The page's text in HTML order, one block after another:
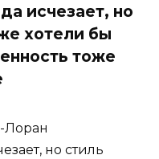
исчезает, но
хотели бы
тоже
Лоран
но стиль